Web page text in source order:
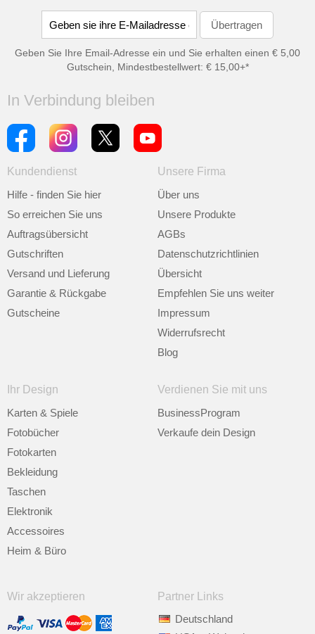
Geben Sie Ihre Email-Adresse ein und Sie erhalten einen € 5,00
Gutschein, Mindestbestellwert: € 15,00+*
In Verbindung bleiben
Kundendienst
Hilfe - finden Sie hier
So erreichen Sie uns
Auftragsübersicht
Gutschriften
Versand und Lieferung
Garantie & Rückgabe
Gutscheine
Unsere Firma
Über uns
Unsere Produkte
AGBs
Datenschutzrichtlinien
Übersicht
Empfehlen Sie uns weiter
Impressum
Widerrufsrecht
Blog
Ihr Design
Karten & Spiele
Fotobücher
Fotokarten
Bekleidung
Taschen
Elektronik
Accessoires
Heim & Büro
Verdienen Sie mit uns
BusinessProgram
Verkaufe dein Design
Wir akzeptieren
Partner Links
Deutschland